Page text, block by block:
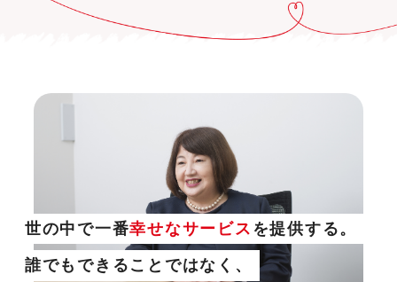
世の中で一番幸せなサービス を提供する。
誰でもできることではなく、